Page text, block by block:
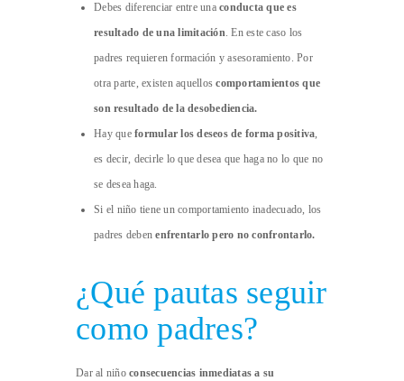
Debes diferenciar entre unaconducta que es
resultado de una limitación. En este caso los
padres requieren formación y asesoramiento. Por
otra parte, existen aquelloscomportamientos que
son resultado de la desobediencia.
Hay que formular los deseos de forma positiva,
es decir, decirle lo que desea que haga no lo que no
se desea haga.
Si el niño tiene un comportamiento inadecuado, los
padres debenenfrentarlo pero no confrontarlo.
¿Qué pautas seguir
como padres?
Dar al niño consecuencias inmediatas a su